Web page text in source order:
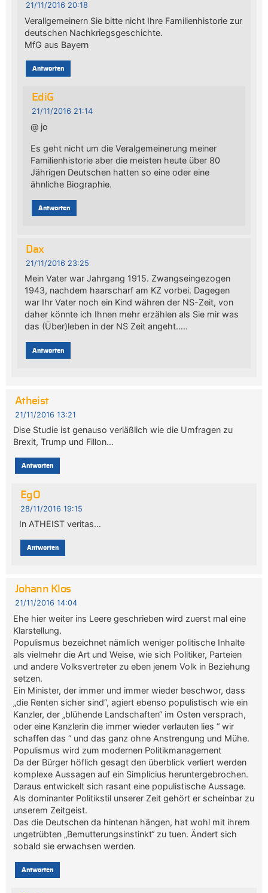
21/11/2016 20:18
Verallgemeinern Sie bitte nicht Ihre Familienhistorie zur
deutschen Nachkriegsgeschichte.
MfG aus Bayern
Antworten
EdiG
21/11/2016 21:14
@ jo
Es geht nicht um die Veralgemeinerung meiner
Familienhistorie aber die meisten heute über 80
Jährigen Deutschen hatten so eine oder eine
ähnliche Biographie.
Antworten
Dax
21/11/2016 23:25
Mein Vater war Jahrgang 1915. Zwangseingezogen
1943, nachdem haarscharf am KZ vorbei. Dagegen
war Ihr Vater noch ein Kind währen der NS-Zeit, von
daher könnte ich Ihnen mehr erzählen als Sie mir was
das (Über)leben in der NS Zeit angeht…..
Antworten
Atheist
21/11/2016 13:21
Dise Studie ist genauso verläßlich wie die Umfragen zu
Brexit, Trump und Fillon…
Antworten
EgO
28/11/2016 19:15
In ATHEIST veritas…
Antworten
Johann Klos
21/11/2016 14:04
Ehe hier weiter ins Leere geschrieben wird zuerst mal eine
Klarstellung.
Populismus bezeichnet nämlich weniger politische Inhalte
als vielmehr die Art und Weise, wie sich Politiker, Parteien
und andere Volksvertreter zu eben jenem Volk in Beziehung
setzen.
Ein Minister, der immer und immer wieder beschwor, dass
„die Renten sicher sind“, agiert ebenso populistisch wie ein
Kanzler, der „blühende Landschaften“ im Osten versprach,
oder eine Kanzlerin die immer wieder verlauten lies “ wir
schaffen das “ und das ganz ohne Anstrengung und Mühe.
Populismus wird zum modernen Politikmanagement
Da der Bürger höflich gesagt den überblick verliert werden
komplexe Aussagen auf ein Simplicius heruntergebrochen.
Daraus entwickelt sich rasant eine populistische Aussage.
Als dominanter Politikstil unserer Zeit gehört er scheinbar zu
unserem Zeitgeist.
Das die Deutschen da hintenan hängen, hat wohl mit ihrem
ungetrübten „Bemutterungsinstinkt“ zu tuen. Ändert sich
sobald sie erwachsen werden.
Antworten